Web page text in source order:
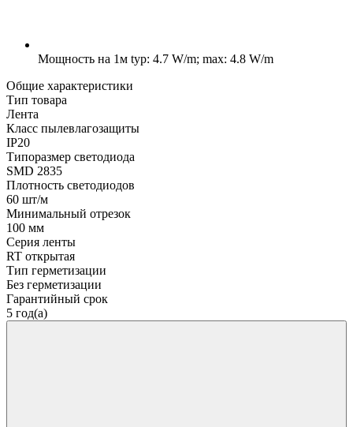
Мощность на 1м typ: 4.7 W/m; max: 4.8 W/m
Общие характеристики
Тип товара
Лента
Класс пылевлагозащиты
IP20
Типоразмер светодиода
SMD 2835
Плотность светодиодов
60 шт/м
Минимальный отрезок
100 мм
Серия ленты
RT открытая
Тип герметизации
Без герметизации
Гарантийный срок
5 год(а)